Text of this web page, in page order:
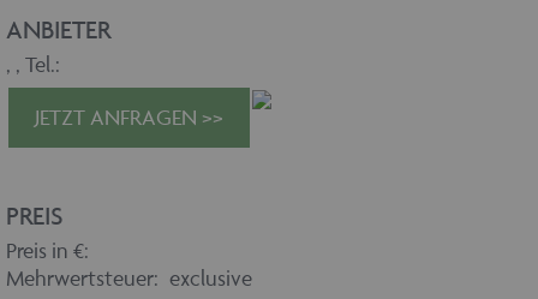
ANBIETER
, , Tel.:
JETZT ANFRAGEN >>
PREIS
Preis in €:
Mehrwertsteuer: exclusive